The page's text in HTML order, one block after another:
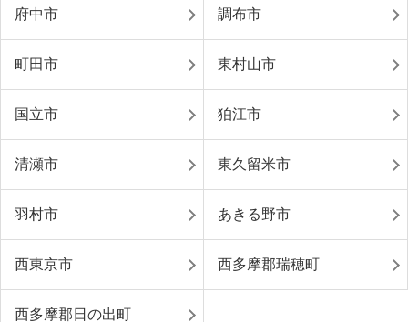
府中市 調布市
町田市 東村山市
国立市 狛江市
清瀬市 東久留米市
羽村市 あきる野市
西東京市 西多摩郡瑞穂町
西多摩郡日の出町